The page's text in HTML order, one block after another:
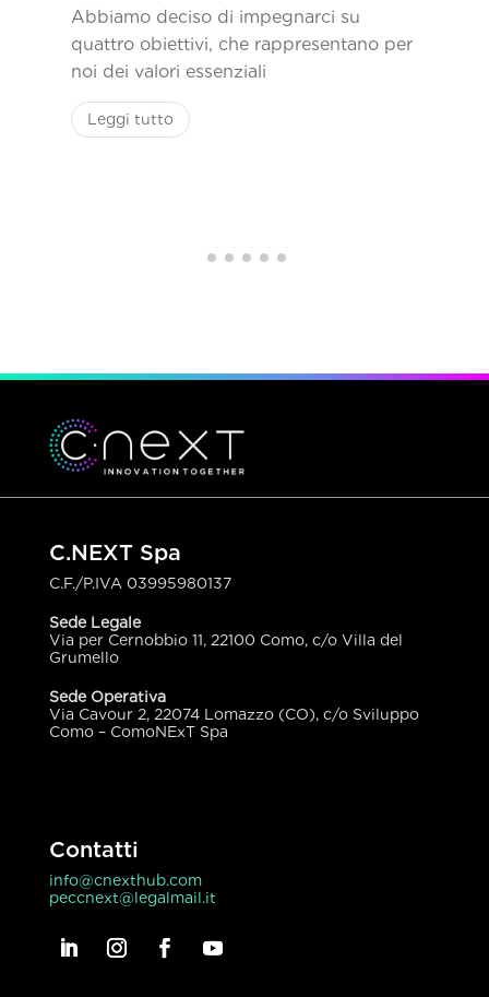
Abbiamo deciso di impegnarci su
quattro obiettivi, che rappresentano per
noi dei valori essenziali
Leggi tutto
C.NEXT Spa
C.F./P.IVA 03995980137
Sede Legale
Via per Cernobbio 11, 22100 Como, c/o Villa del
Grumello
Sede Operativa
Via Cavour 2, 22074 Lomazzo (CO), c/o Sviluppo
Como – ComoNExT Spa
Contatti
info@cnexthub.com
peccnext@legalmail.it